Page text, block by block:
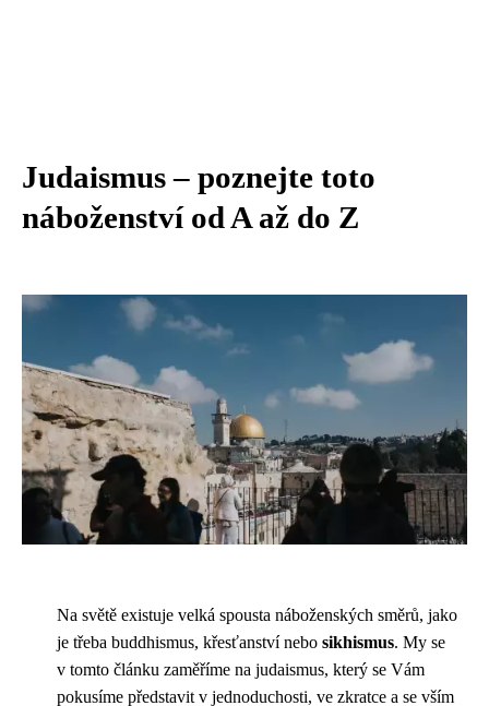
Judaismus – poznejte toto
náboženství od A až do Z
Na světě existuje velká spousta náboženských směrů, jako
je třeba buddhismus, křesťanství nebo sikhismus. My se
v tomto článku zaměříme na judaismus, který se Vám
pokusíme představit v jednoduchosti, ve zkratce a se vším